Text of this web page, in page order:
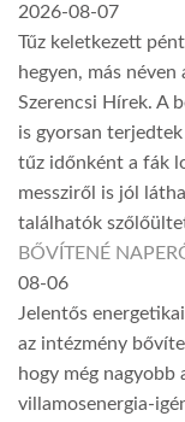
2026-08-07
Tűz keletkezett
hegyen, más
Szerencsi Hírek. A
is gyorsan
tűz időnként a fák
messziről is jól
találhatók
BŐVÍTENÉ
08-06
Jelentős
az intézmény
hogy még nagyobb
villamosenergia-